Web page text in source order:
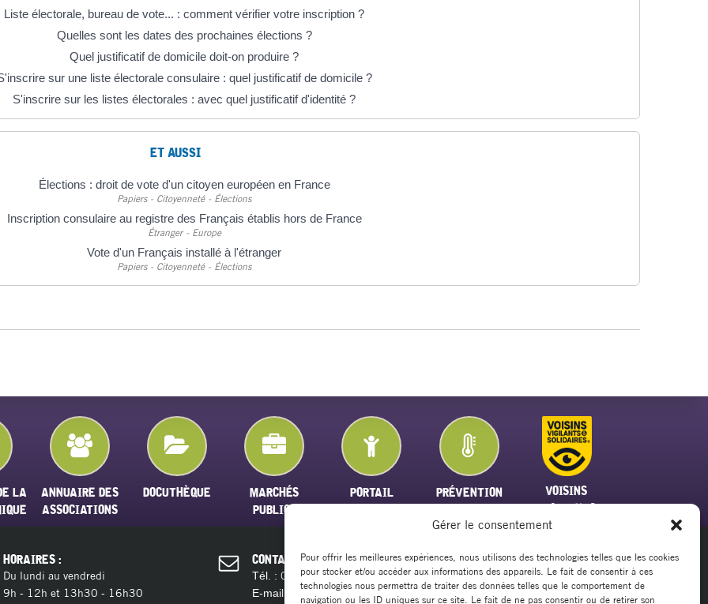
Gérer le consentement
Pour offrir les meilleures expériences, nous utilisons des technologies telles que les cookies
pour stocker et/ou accéder aux informations des appareils. Le fait de consentir à ces
technologies nous permettra de traiter des données telles que le comportement de
navigation ou les ID uniques sur ce site. Le fait de ne pas consentir ou de retirer son
Liste électorale, bureau de vote... : comment vérifier votre inscription ?
Quelles sont les dates des prochaines élections ?
Quel justificatif de domicile doit-on produire ?
sur une liste électorale consulaire : quel justificatif de domicile ?
S'inscrire sur les listes électorales : avec quel justificatif d'identité ?
ET AUSSI
Élections : droit de vote d'un citoyen européen en France
Papiers - Citoyenneté - Élections
Inscription consulaire au registre des Français établis hors de France
Étranger - Europe
Vote d'un Français installé à l'étranger
Papiers - Citoyenneté - Élections
LA
ANNUAIRE DES
ASSOCIATIONS
DOCUTHÈQUE
MARCHÉS
PUBLICS
PORTAIL
PRÉVENTION
VOISINS
VIGILANTS
HORAIRES :
Du lundi au vendredi
9h - 12h et 13h30 - 16h30
CONTACT :
Tél. :04 11 28 13 20
E-mail : contact@marsillargues.fr